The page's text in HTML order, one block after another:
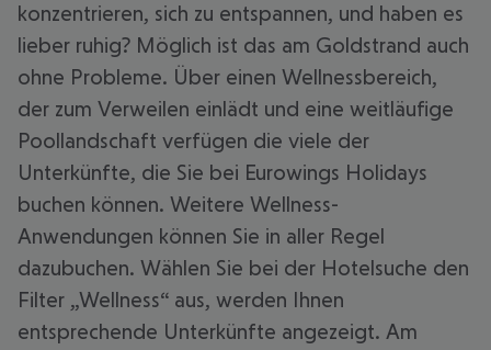
konzentrieren, sich zu entspannen, und haben es
lieber ruhig? Möglich ist das am Goldstrand auch
ohne Probleme. Über einen Wellnessbereich,
der zum Verweilen einlädt und eine weitläufige
Poollandschaft verfügen die viele der
Unterkünfte, die Sie bei Eurowings Holidays
buchen können. Weitere Wellness-
Anwendungen können Sie in aller Regel
dazubuchen. Wählen Sie bei der Hotelsuche den
Filter „Wellness“ aus, werden Ihnen
entsprechende Unterkünfte angezeigt. Am